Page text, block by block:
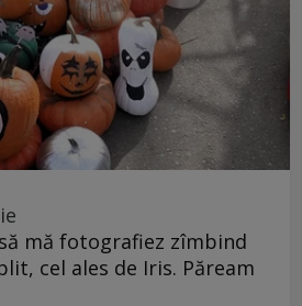
mă fotografiez zîmbind
cel ales de Iris. Păream